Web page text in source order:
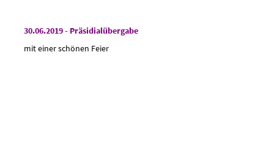
30.06.2019 - Präsidialübergabe
mit einer schönen Feier